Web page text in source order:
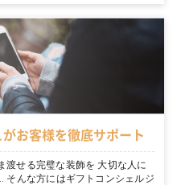
お客様を徹底サポート
渡せる完璧な装飾を 大切な人に
そんな方にはギフトコンシェルジ